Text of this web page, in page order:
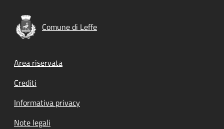
Comune di Leffe
Footer menu
Area riservata
Crediti
Informativa privacy
Note legali